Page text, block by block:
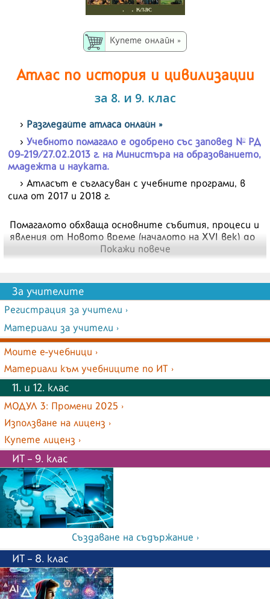
Купете онлайн »
Атлас по история и цивилизации
за 8. и 9. клас
Разгледайте атласа онлайн »
Учебното помагало е одобрено със заповед № РД
09-219/27.02.2013 г. на Mинистъра на образованието,
младежта и науката.
Атласът е съгласуван с учебните програми, в
сила от 2017 и 2018 г.
Помагалото обхваща основните събития, процеси и
явления от Новото време (началото на XVI век) до
тематичните карти представят конкретни
исторически събития и процеси.
Покажи повече
За учителите
Регистрация за учители ›
Материали за учители ›
Моите е-учебници ›
Материали към учебниците по ИТ ›
11. и 12. клас
МОДУЛ 3: Промени 2025 ›
Използване на лиценз ›
Купете лиценз ›
ИТ – 9. клас
Създаване на съдържание ›
ИТ – 8. клас